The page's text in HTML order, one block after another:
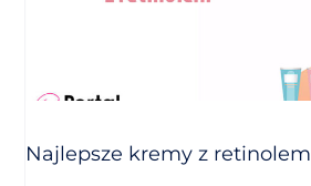
Najlepsze kremy z retinolem